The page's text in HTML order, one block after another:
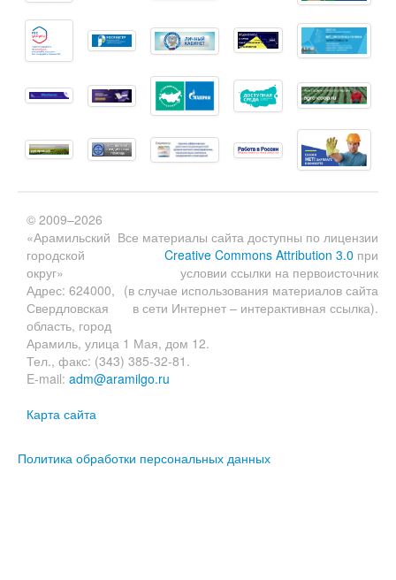
Все материалы сайта доступны по лицензии
Creative Commons Attribution 3.0 при
условии ссылки на первоисточник
(в случае использования материалов сайта
в сети Интернет – интерактивная ссылка).
© 2009–2026
«Арамильский
городской
округ»
Адрес: 624000,
Свердловская
область, город
Арамиль, улица 1 Мая, дом 12.
Тел., факс: (343) 385-32-81.
E-mail: adm@aramilgo.ru
Карта сайта
Политика обработки персональных данных